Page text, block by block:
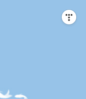
티스토리툴바